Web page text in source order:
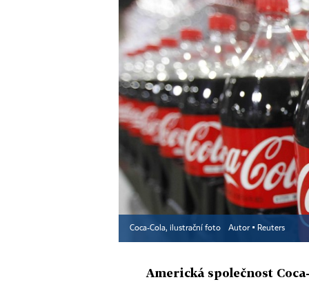
Coca-Cola, ilustrační foto Autor ▪ Reuters
Americká společnost